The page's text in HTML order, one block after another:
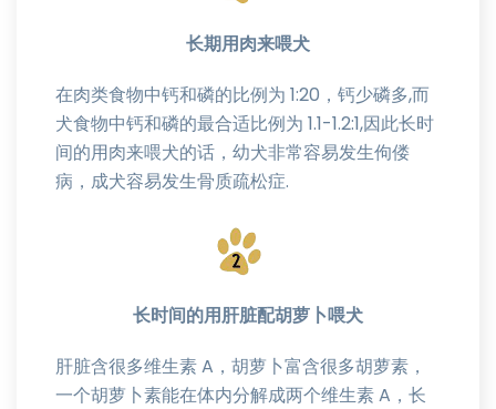
长期用肉来喂犬
在肉类食物中钙和磷的比例为 1:20，钙少磷多,而
犬食物中钙和磷的最合适比例为 1.1-1.2:1,因此长时
间的用肉来喂犬的话，幼犬非常容易发生佝偻
病，成犬容易发生骨质疏松症.
长时间的用肝脏配胡萝卜喂犬
肝脏含很多维生素 A，胡萝卜富含很多胡萝素，
一个胡萝卜素能在体内分解成两个维生素 A，长